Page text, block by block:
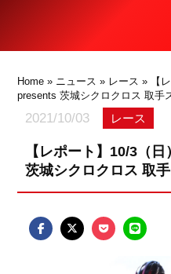
Home » ニュース » レース » 【
presents 茨城シクロクロス 取手
2021/10/03 レース
【レポート】10/3（
茨城シクロクロス 取